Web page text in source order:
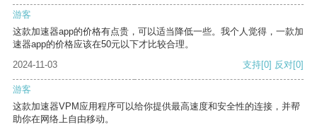
游客
这款加速器app的价格有点贵，可以适当降低一些。我个人觉得，一款加
速器app的价格应该在50元以下才比较合理。
2024-11-03
支持[0] 反对[0]
游客
这款加速器VPM应用程序可以给你提供最高速度和安全性的连接，并帮
助你在网络上自由移动。